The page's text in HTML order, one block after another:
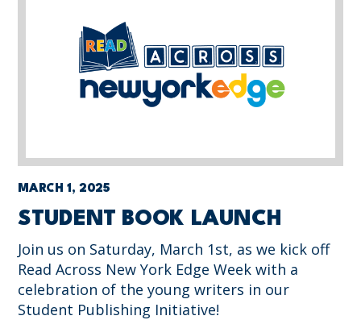
MARCH 1, 2025
STUDENT BOOK LAUNCH
Join us on Saturday, March 1st, as we kick off
Read Across New York Edge Week with a
celebration of the young writers in our
Student Publishing Initiative!